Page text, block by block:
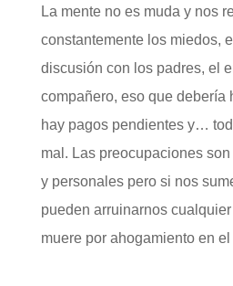
La mente no es muda y nos
constantemente los miedos,
discusión con los padres, el
compañero, eso que debería
hay pagos pendientes y…
mal. Las preocupaciones
y personales pero si nos
pueden arruinarnos
muere por ahogamiento en